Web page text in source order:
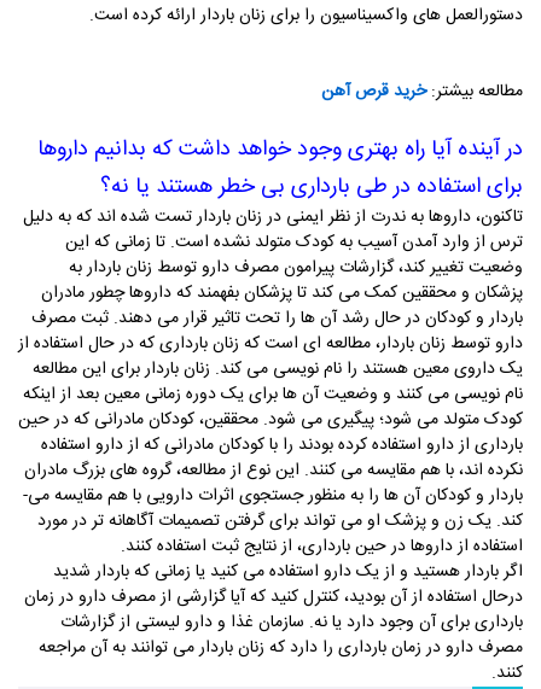
دستورالعمل­ های واکسیناسیون را برای زنان باردار ارائه کرده است.
مطالعه بیشتر: خریدقرص آهن
در آینده آیا راه بهتری وجود خواهد داشت که بدانیم داروها
برای استفاده در طی بارداری بی خطر هستند یا نه؟
تاکنون، داروها به ندرت از نظر ایمنی در زنان باردار تست شده ­اند که به دلیل
ترس از وارد آمدن آسیب به کودک متولد نشده است. تا زمانی که این
وضعیت تغییر کند، گزارشات پیرامون مصرف دارو توسط زنان باردار به
پزشکان و محققین کمک می ­کند تا پزشکان بفهمند که داروها چطور مادران
باردار و کودکان در حال رشد آن­ ها را تحت تاثیر قرار می ­دهند. ثبت مصرف
دارو توسط زنان باردار، مطالعه ­ای است که زنان بارداری که در حال استفاده از
یک داروی معین هستند را نام نویسی می­ کند. زنان باردار برای این مطالعه
نام‌ نویسی می­ کنند و وضعیت آن ها برای یک دوره­ زمانی معین بعد از اینکه
کودک متولد می­ شود؛ پیگیری می­ شود. محققین، کودکان مادرانی که در حین
بارداری از دارو استفاده کرده بودند را با کودکان مادرانی که از دارو استفاده
نکرده­ اند، با هم مقایسه می­ کنند. این نوع از مطالعه، گروه­ های بزرگ مادران
باردار و کودکان آن­ ها را به منظور جستجوی اثرات دارویی با هم مقایسه می­
کند. یک زن و پزشک او می­ تواند برای گرفتن تصمیمات آگاهانه­ تر در مورد
استفاده از داروها در حین بارداری، از نتایج ثبت استفاده کنند.
اگر باردار هستید و از یک دارو استفاده می­ کنید یا زمانی که باردار شدید
درحال استفاده از آن بودید، کنترل کنید که آیا گزارشی از مصرف دارو در زمان
بارداری برای آن وجود دارد یا نه. سازمان غذا و دارو لیستی از گزارشات
مصرف دارو در زمان بارداری را دارد که زنان باردار می­ توانند به آن مراجعه
کنند.